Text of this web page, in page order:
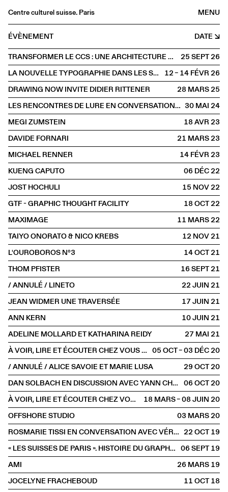
MENU
Centre culturel suisse. Paris
Agenda
Librairie
Buvette
Archives
Médiathèque
Éditions
Informations
FR/EN
PAROLE Graphisme
ÉVÈNEMENT
DATE
TRANSFORMER LE CCS : UNE ARCHITECTURE DE L'ALTÉRATION
25 SEPT2026
LA NOUVELLE TYPOGRAPHIE DANS LES SCÈNES FRANCOPHONES : INCIDENCES ET RÉSISTANCES
12 – 14 FÉVR2026
DRAWING NOW INVITE DIDIER RITTENER
28 MARS2025
LES RENCONTRES DE LURE EN CONVERSATION AVEC ROSMARIE TISSI 30 MAI2024
MEGI ZUMSTEIN
18 AVR2023
DAVIDE FORNARI
21 MARS2023
MICHAEL RENNER
14 FÉVR2023
KUENG CAPUTO
06 DÉC2022
JOST HOCHULI
15 NOV2022
GTF - GRAPHIC THOUGHT FACILITY
18 OCT2022
MAXIMAGE
11 MARS2022
TAIYO ONORATO & NICO KREBS
12 NOV2021
L'OUROBOROS N°3
14 OCT2021
THOM PFISTER
16 SEPT2021
/ ANNULÉ / LINETO
22 JUIN2021
JEAN WIDMER UNE TRAVERSÉE
17 JUIN2021
ANN KERN
10 JUIN2021
ADELINE MOLLARD ET KATHARINA REIDY
27 MAI2021
À VOIR, LIRE ET ÉCOUTER CHEZ VOUS #8 05 OCT – 03 DÉC2020
/ ANNULÉ / ALICE SAVOIE ET MARIE LUSA
29 OCT2020
DAN SOLBACH EN DISCUSSION AVEC YANN CHATEIGNÉ
06 OCT2020
À VOIR, LIRE ET ÉCOUTER CHEZ VOUS #3
18 MARS – 08 JUIN2020
OFFSHORE STUDIO
03 MARS2020
ROSMARIE TISSI EN CONVERSATION AVEC VÉRONIQUE MARRIER 22 OCT2019
« LES SUISSES DE PARIS ». HISTOIRE DU GRAPHISME SUISSE À PARIS 06 SEPT2019
AMI
26 MARS2019
JOCELYNE FRACHEBOUD
11 OCT2018